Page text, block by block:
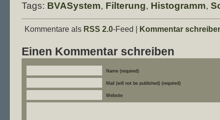
Tags: BVASystem, Filterung, Histogramm,
Kommentare als RSS 2.0-Feed | Kommentar
Einen Kommentar schreiben
Name (required)
Mail (will not be published) (required)
Website